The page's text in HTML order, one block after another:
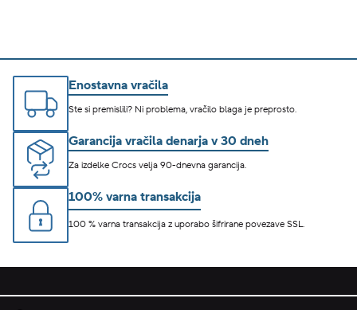
Enostavna vračila
Ste si premislili? Ni problema, vračilo blaga je preprosto.
Garancija vračila denarja v 30 dneh
Za izdelke Crocs velja 90-dnevna garancija.
100% varna transakcija
100 % varna transakcija z uporabo šifrirane povezave SSL.